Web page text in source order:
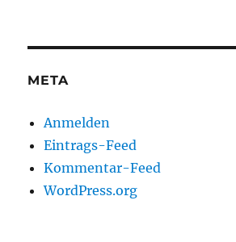
META
Anmelden
Eintrags-Feed
Kommentar-Feed
WordPress.org